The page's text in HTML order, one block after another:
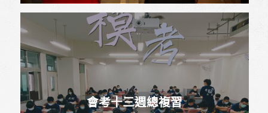
會考十三週總複習